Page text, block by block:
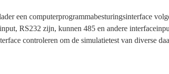
een computerprogrammabesturingsinterface
RS232 zijn, kunnen 485 en andere
controleren om de simulatietest van diverse